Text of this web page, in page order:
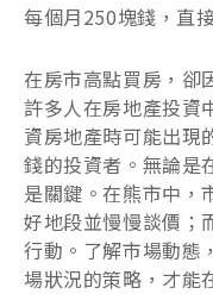
每個月250塊錢，直
在房市高點買房，卻
許多人在房地產投資
資房地產時可能出現
錢的投資者。無論是
是關鍵。在熊市中，
好地段並慢慢談價；
行動。了解市場動態
場狀況的策略，才能